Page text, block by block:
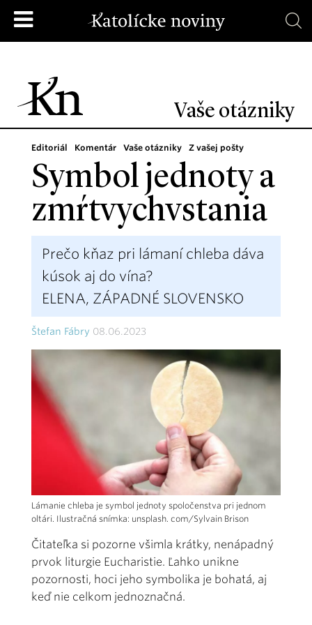
Vaše otázniky
Editoriál Komentár Vaše otázniky Z vašej pošty
Symbol jednoty a
zmŕtvychvstania
Prečo kňaz pri lámaní chleba dáva
kúsok aj do vína?
ELENA, ZÁPADNÉ SLOVENSKO
Štefan Fábry 08.06.2023
Lámanie chleba je symbol jednoty spoločenstva pri jednom
oltári. Ilustračná snímka: unsplash. com/Sylvain Brison
Čitateľka si pozorne všimla krátky, nenápadný
prvok liturgie Eucharistie. Ľahko unikne
pozornosti, hoci jeho symbolika je bohatá, aj
keď nie celkom jednoznačná.